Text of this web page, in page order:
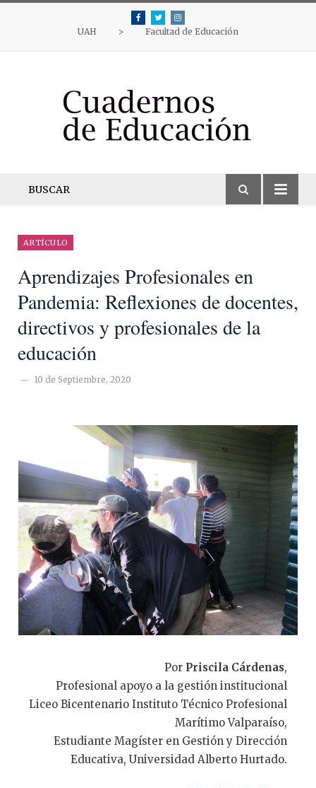
FacebookTwitterInstagram
UAH > Facultad de Educación
BUSCAR
ARTÍCULO
Aprendizajes Profesionales en
Pandemia: Reflexiones de docentes,
directivos y profesionales de la
educación
10 de Septiembre, 2020
Por Priscila Cárdenas,
Profesional apoyo a la gestión institucional
Liceo Bicentenario Instituto Técnico Profesional
Marítimo Valparaíso,
Estudiante Magíster en Gestión y Dirección
Educativa, Universidad Alberto Hurtado.